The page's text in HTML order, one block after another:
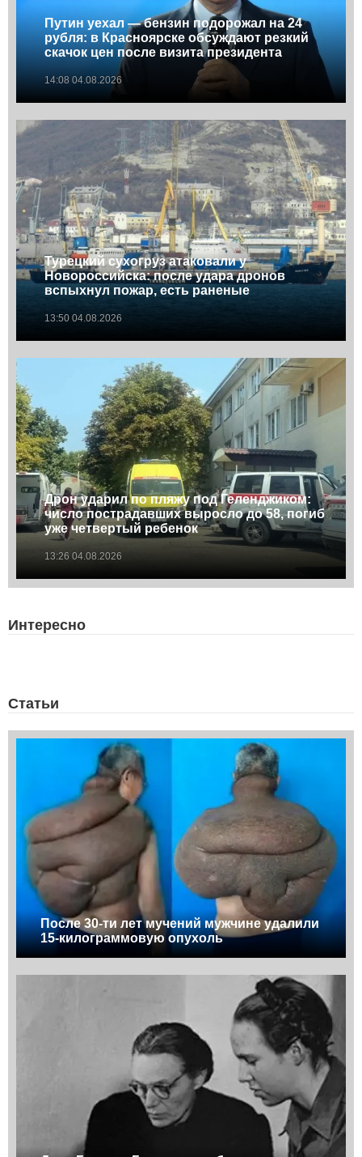
Путин уехал — бензин подорожал на 24
рубля: в Красноярске обсуждают резкий
скачок цен после визита президента
14:08 04.08.2026
Турецкий сухогруз атаковали у
Новороссийска: после удара дронов
вспыхнул пожар, есть раненые
13:50 04.08.2026
Дрон ударил по пляжу под Геленджиком:
число пострадавших выросло до 58, погиб
уже четвертый ребенок
13:26 04.08.2026
Интересно
Статьи
После 30-ти лет мучений мужчине удалили
15-килограммовую опухоль